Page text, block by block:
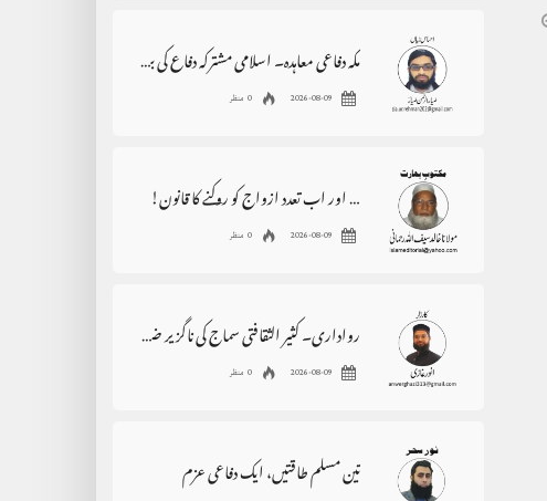
مکہ دفاعی معاہدہ۔ اسلامی مشترکہ دفاع کی بنیاد
2026-08-09 0 منظر
… اور اب تعدد ازواج کو روکنے کا قانون!
2026-08-09 0 منظر
رواداری۔ کثیر الثقافتی سماج کی ناگزیر ضرورت
2026-08-09 0 منظر
تین مسلم طاقتیں، ایک دفاعی عزم